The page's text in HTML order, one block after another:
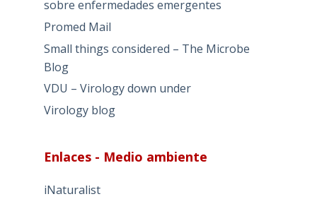
sobre enfermedades emergentes
Promed Mail
Small things considered – The Microbe
Blog
VDU – Virology down under
Virology blog
Enlaces - Medio ambiente
iNaturalist